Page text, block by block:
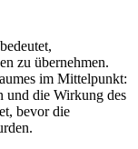
zu übernehmen.
im Mittelpunkt:
und die Wirkung des
bevor die